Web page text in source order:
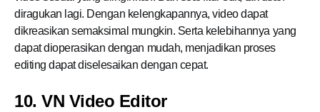
diragukan lagi. Dengan kelengkapannya, video dapat
dikreasikan semaksimal mungkin. Serta kelebihannya yang
dapat dioperasikan dengan mudah, menjadikan proses
editing dapat diselesaikan dengan cepat.
10. VN Video Editor